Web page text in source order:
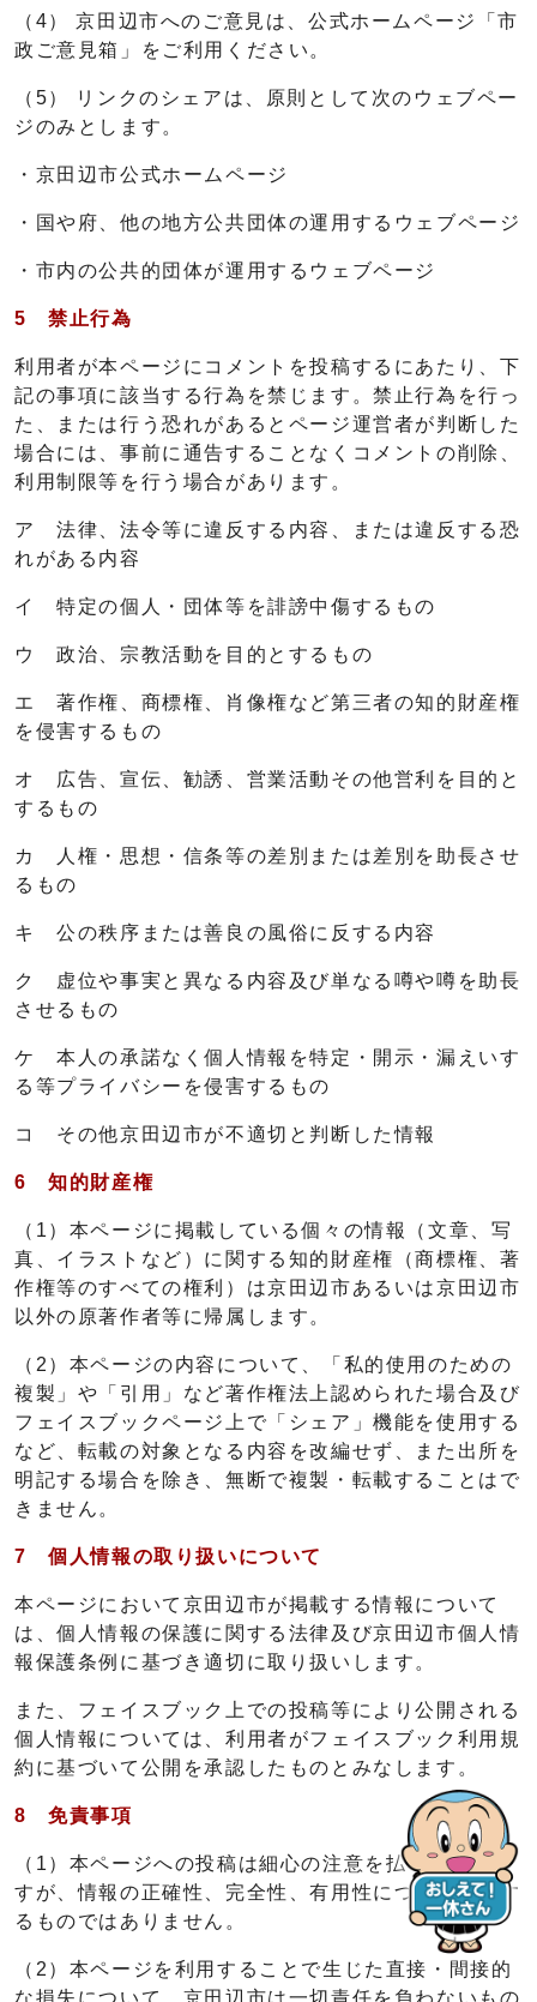
（4） 京田辺市へのご意見は、公式ホームページ「市
政ご意見箱」をご利用ください。
（5） リンクのシェアは、原則として次のウェブペー
ジのみとします。
・京田辺市公式ホームページ
・国や府、他の地方公共団体の運用するウェブページ
・市内の公共的団体が運用するウェブページ
5 禁止行為
利用者が本ページにコメントを投稿するにあたり、下
記の事項に該当する行為を禁じます。禁止行為を行っ
た、または行う恐れがあるとページ運営者が判断した
場合には、事前に通告することなくコメントの削除、
利用制限等を行う場合があります。
ア 法律、法令等に違反する内容、または違反する恐
れがある内容
イ 特定の個人・団体等を誹謗中傷するもの
ウ 政治、宗教活動を目的とするもの
エ 著作権、商標権、肖像権など第三者の知的財産権
を侵害するもの
オ 広告、宣伝、勧誘、営業活動その他営利を目的と
するもの
カ 人権・思想・信条等の差別または差別を助長させ
るもの
キ 公の秩序または善良の風俗に反する内容
ク 虚位や事実と異なる内容及び単なる噂や噂を助長
させるもの
ケ 本人の承諾なく個人情報を特定・開示・漏えいす
る等プライバシーを侵害するもの
コ その他京田辺市が不適切と判断した情報
6 知的財産権
（1）本ページに掲載している個々の情報（文章、写
真、イラストなど）に関する知的財産権（商標権、著
作権等のすべての権利）は京田辺市あるいは京田辺市
以外の原著作者等に帰属します。
（2）本ページの内容について、「私的使用のための
複製」や「引用」など著作権法上認められた場合及び
フェイスブックページ上で「シェア」機能を使用する
など、転載の対象となる内容を改編せず、また出所を
明記する場合を除き、無断で複製・転載することはで
きません。
7 個人情報の取り扱いについて
本ページにおいて京田辺市が掲載する情報について
は、個人情報の保護に関する法律及び京田辺市個人情
報保護条例に基づき適切に取り扱いします。
また、フェイスブック上での投稿等により公開される
個人情報については、利用者がフェイスブック利用規
約に基づいて公開を承認したものとみなします。
8 免責事項
（1）本ページへの投稿は細心の注意を払って行いま
すが、情報の正確性、完全性、有用性について保証す
るものではありません。
（2）本ページを利用することで生じた直接・間接的
な損失について、京田辺市は一切責任を負わないもの